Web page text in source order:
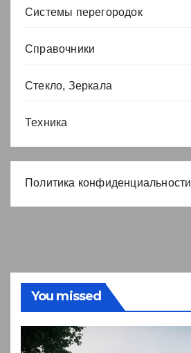
Системы перегородок
Справочники
Стекло, Зеркала
Техника
Политика конфиденциальности
You missed